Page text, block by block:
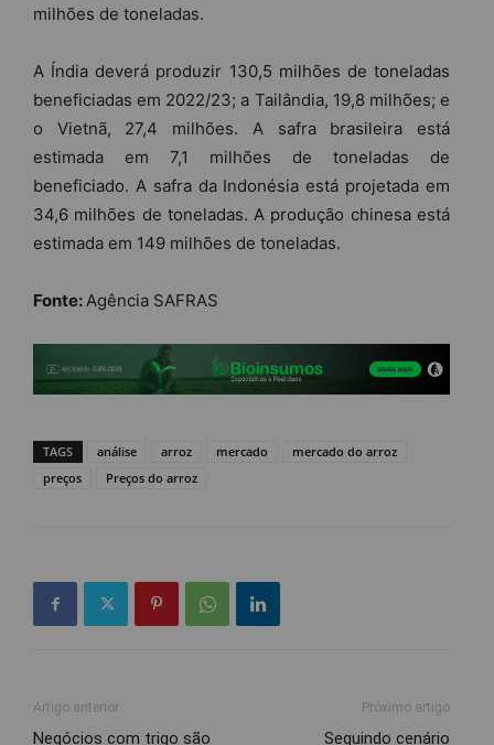
milhões de toneladas.
A Índia deverá produzir 130,5 milhões de toneladas
beneficiadas em 2022/23; a Tailândia, 19,8 milhões; e
o Vietnã, 27,4 milhões. A safra brasileira está
estimada em 7,1 milhões de toneladas de
beneficiado. A safra da Indonésia está projetada em
34,6 milhões de toneladas. A produção chinesa está
estimada em 149 milhões de toneladas.
Fonte: Agência SAFRAS
TAGS análise arroz mercado
mercado do arroz
preços
Preços do arroz
Artigo anterior
Negócios com trigo são
Próximo artigo
Seguindo cenário